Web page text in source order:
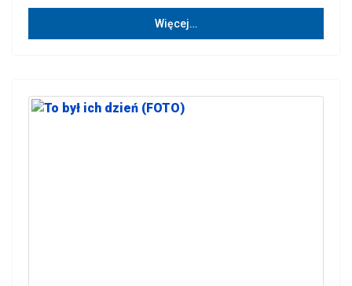
Więcej…